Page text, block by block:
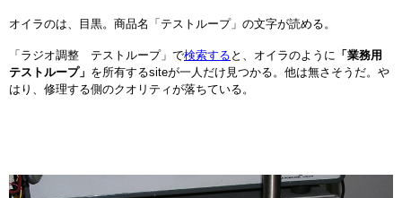
オイラのは、目黒。商品名「テストループ」の文字が読める。
「ラジオ調整 テストループ」で検索する と、オイラのように 「業務用
テストループ」 を所有するsiteが一人だけ見つかる。他は無さそうだ。や
はり、修理する側のクオリティが落ちている。